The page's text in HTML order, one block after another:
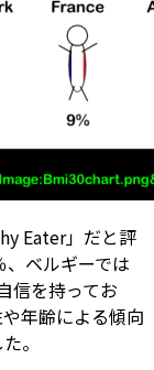
Eater」だと評
ベルギーでは
信を持ってお
年齢による傾向
。